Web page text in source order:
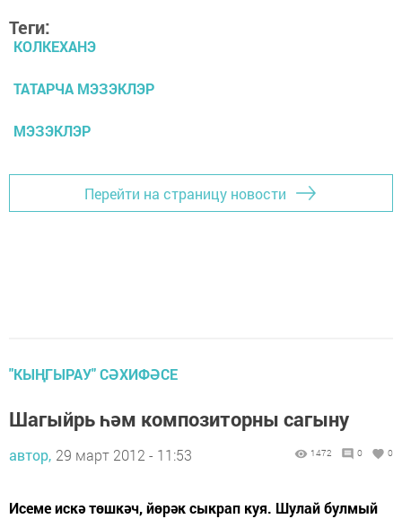
Теги:
КОЛКЕХАНЭ
ТАТАРЧА МЭЗЭКЛЭР
МЭЗЭКЛЭР
Перейти на страницу новости
"КЫҢГЫРАУ" СӘХИФӘСЕ
Шагыйрь һәм композиторны сагыну
автор, 29 март 2012 - 11:53 1472 0 0
Исеме искә төшкәч, йөрәк сыкрап куя. Шулай булмый